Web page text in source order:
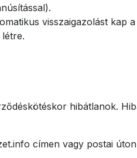
visszaigazolást kap
hibátlanok.
címen vagy postai